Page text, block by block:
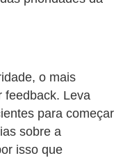
o mais
feedback. Leva
para começar
sobre a
isso que